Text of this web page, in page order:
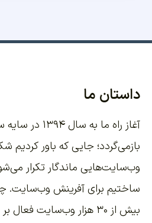
داستان ما
آغاز راه ما
بازمی‌گردد؛ جایی که باور
وب‌سایت‌هایی ماندگار تکرار
ساختیم برای آفرینش وب‌سایت.
بیش از ۳۰ هزار وب‌سایت